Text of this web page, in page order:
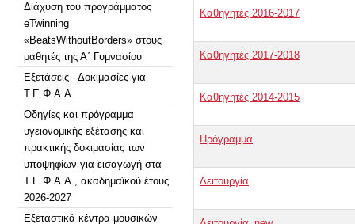
Διάχυση του προγράμματος
eTwinning
«BeatsWithoutBorders» στους
μαθητές της Α΄ Γυμνασίου
Εξετάσεις - Δοκιμασίες για
Τ.Ε.Φ.Α.Α.
Οδηγίες και πρόγραμμα
υγειονομικής εξέτασης και
πρακτικής δοκιμασίας των
υποψηφίων για εισαγωγή στα
Τ.Ε.Φ.Α.Α., ακαδημαϊκού έτους
2026-2027
Εξεταστικά κέντρα μουσικών
Καθηγητές 2016-2017
Καθηγητές 2017-2018
Καθηγητές 2014-2015
Πρόγραμμα
Λειτουργία